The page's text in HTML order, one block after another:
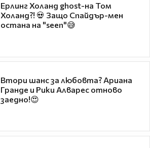
Ерлинг Холанд ghost-на Том
Холанд?! 💀 Защо Спайдър-мен
остана на "seen"😅
Втори шанс за любовта? Ариана
Гранде и Рики Алварес отново
заедно!😍